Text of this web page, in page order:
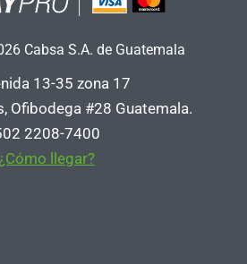
Cabsa S.A. de Guatemala
13-35 zona 17
Ofibodega #28 Guatemala.
2208-7400
llegar?